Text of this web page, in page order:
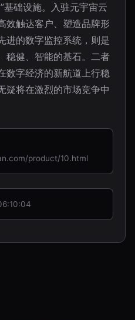
基础设施。入驻元宇宙云
效触达客户、塑造品牌形
进的数字监控系统，则是
稳健、智能的基石。二者
数字经济的新航道上行稳
疑将在激烈的市场竞争中
product/10.html